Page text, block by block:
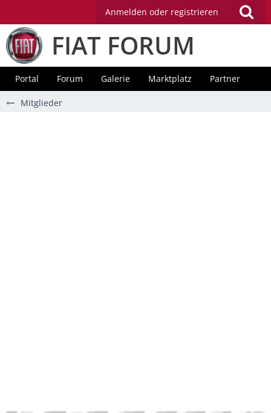
Anmelden oder registrieren
FIAT FORUM
Portal Forum Galerie Marktplatz Partner
Mitglieder